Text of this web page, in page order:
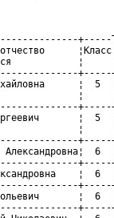
Михайловна      ¦
¦
Сергеевич       ¦
¦     ¦пер.
Александровна¦
¦
¦